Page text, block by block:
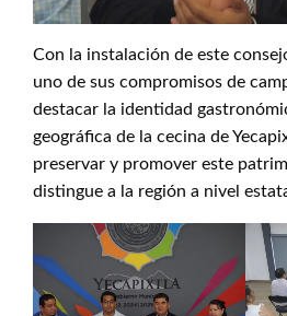
Con la instalación de este
uno de sus compromisos de
destacar la identidad
geográfica de la cecina de
preservar y promover este
distingue a la región a nivel